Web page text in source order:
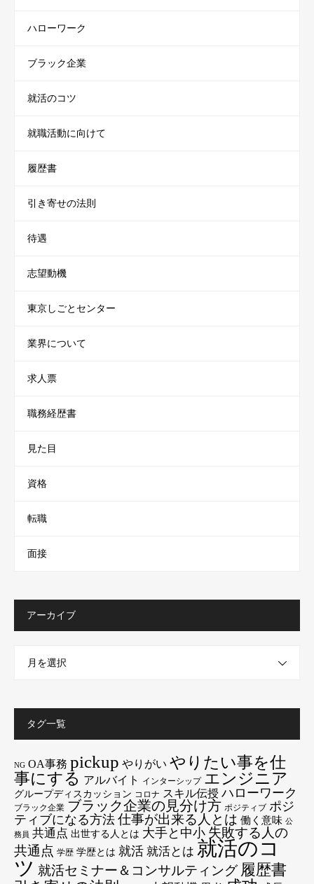
ハローワーク
ブラック企業
就活のコツ
就職活動に向けて
履歴書
引き寄せの法則
待遇
志望動機
東京しごとセンター
業界について
求人票
職務経歴書
見た目
資格
転職
面接
アーカイブ
月を選択
タグ一覧
NG OA事務 pickup やりがい やりたい事を仕
事にする アルバイト インターシップ エンジニア
グループディスカッション コロナ スキル伝授 ハローワーク
ブラック企業 ブラック企業の見分け方 ポジティブ ポジ
ティブになる方法 仕事が出来る人とは 働く意味 公
務員 共通点 出世する人とは 大手と中小 失敗する人の
共通点 学歴 学歴とは 就活 就活とは 就活のコ
ツ 就活セミナー＆コンサルティング 履歴書